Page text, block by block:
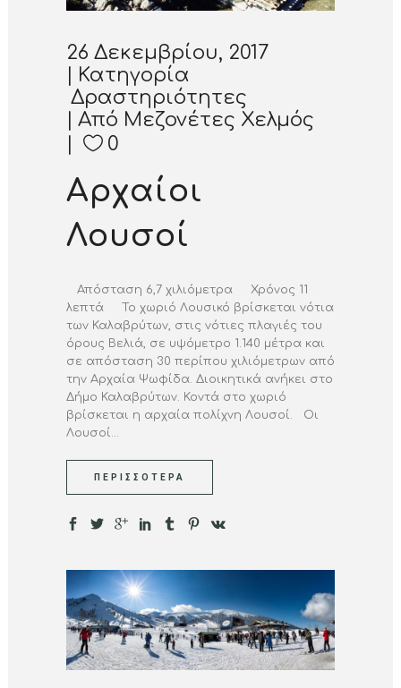
26 Δεκεμβρίου, 2017
Κατηγορία
Δραστηριότητες
Από Μεζονέτες Χελμός
0
Αρχαίοι
Λουσοί
Απόσταση 6,7 χιλιόμετρα Χρόνος 11
λεπτά Το χωριό Λουσικό βρίσκεται νότια
των Καλαβρύτων, στις νότιες πλαγιές του
όρους Βελιά, σε υψόμετρο 1.140 μέτρα και
σε απόσταση 30 περίπου χιλιόμετρων από
την Αρχαία Ψωφίδα. Διοικητικά ανήκει στο
Δήμο Καλαβρύτων. Κοντά στο χωριό
βρίσκεται η αρχαία πολίχνη Λουσοί. Οι
Λουσοί...
ΠΕΡΙΣΣΌΤΕΡΑ